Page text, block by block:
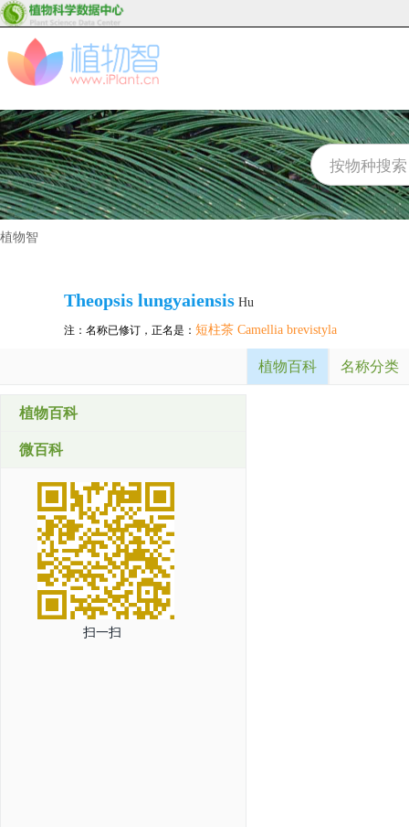
植物智
Theopsis lungyaiensis Hu
注：名称已修订，正名是： 短柱茶 Camellia brevistyla
植物百科 名称分类
植物百科
微百科
扫一扫